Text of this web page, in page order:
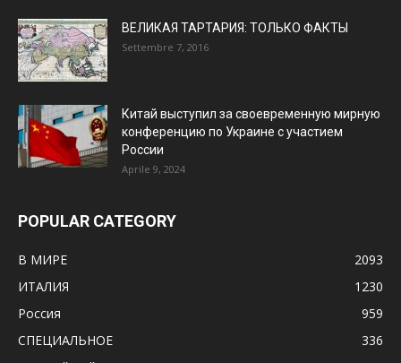
ВЕЛИКАЯ ТАРТАРИЯ: ТОЛЬКО ФАКТЫ
Settembre 7, 2016
Китай выступил за своевременную мирную
конференцию по Украине с участием
России
Aprile 9, 2024
POPULAR CATEGORY
В МИРЕ
2093
ИТАЛИЯ
1230
Россия
959
СПЕЦИАЛЬНОЕ
336